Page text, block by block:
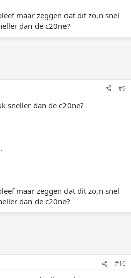
maar zeggen dat dit zo,n snel
dan de c20ne?
#9
sneller dan de c20ne?
maar zeggen dat dit zo,n snel
dan de c20ne?
#10